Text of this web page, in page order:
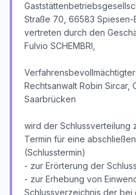
Straße 70, 66583
vertreten durch den
Fulvio SCHEMBRI,
Verfahrensbevollmächtigter:
Rechtsanwalt Robin Sircar,
Saarbrücken
wird der Schlussverteilung
Termin für eine
(Schlusstermin)
- zur Erörterung der
- zur Erhebung von
Schlussverzeichnis der bei